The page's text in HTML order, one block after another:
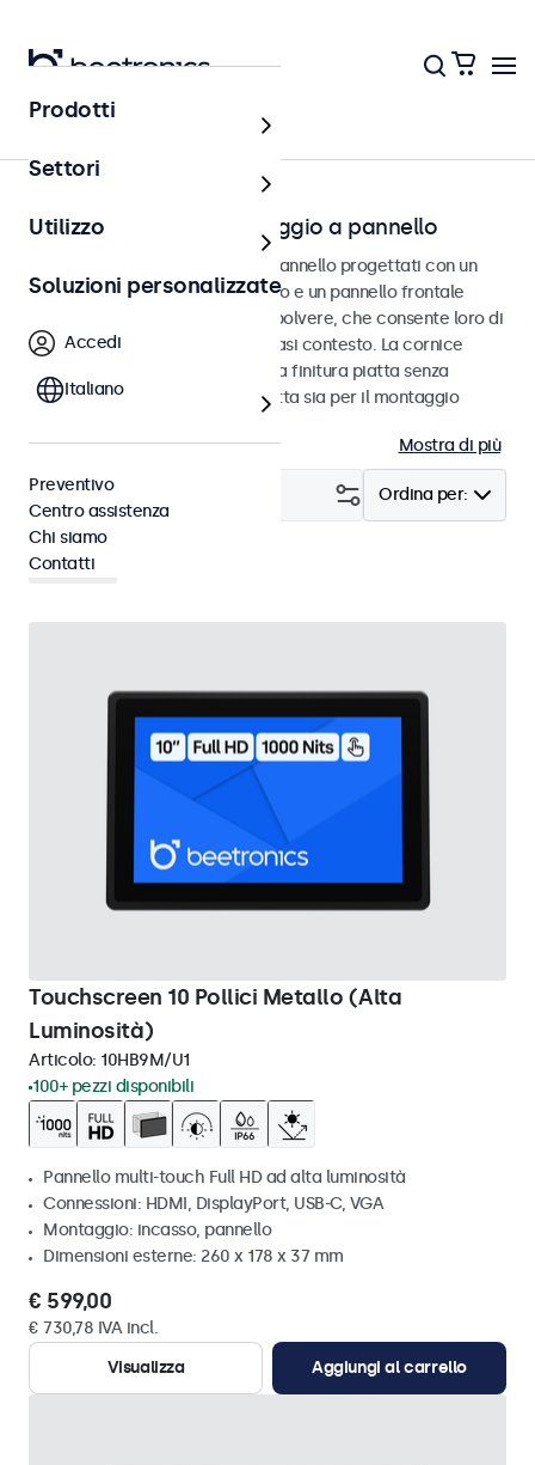
Home
Touchscreen con montaggio a pannello
Touchscreen per montaggio a pannello progettati con un
robusto alloggiamento in metallo e un pannello frontale
impermeabile e resistente alla polvere, che consente loro di
integrarsi perfettamente qualsiasi contesto. La cornice
sottile e simmetrica fornisce una finitura piatta senza
soluzione di continuità ed è adatta sia per il montaggio
Mostra di più
Ordina per:
Filtro (8)
Pannello
Touchscreen 10 Pollici Metallo (Alta
Luminosità)
Articolo: 10HB9M/U1
100+ pezzi disponibili
Pannello multi-touch Full HD ad alta luminosità
Connessioni: HDMI, DisplayPort, USB-C, VGA
Montaggio: incasso, pannello
Dimensioni esterne: 260 x 178 x 37 mm
€ 599,00
€ 730,78 IVA incl.
Visualizza
Aggiungi al carrello
Prodotti
Settori
Utilizzo
Soluzioni personalizzate
Accedi
Italiano
Preventivo
Centro assistenza
Chi siamo
Contatti